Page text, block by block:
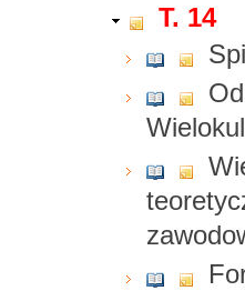
T. 14